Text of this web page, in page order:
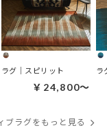
ラグ｜スピリット
￥24,800～
ラ
ブラグをもっと見る